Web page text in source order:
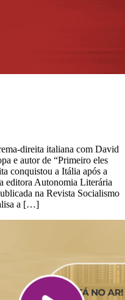
direita italiana com David
e autor de “Primeiro eles
conquistou a Itália após a
editora Autonomia Literária
na Revista Socialismo
a […]